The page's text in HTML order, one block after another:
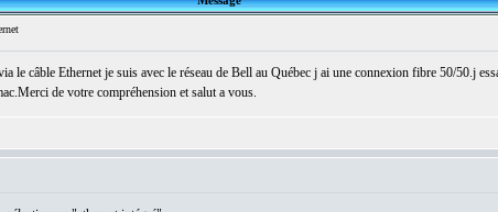
le câble Ethernet je suis avec le réseau de Bell au Québec j ai une connexion fibre 50/50.j
de votre compréhension et salut a vous.